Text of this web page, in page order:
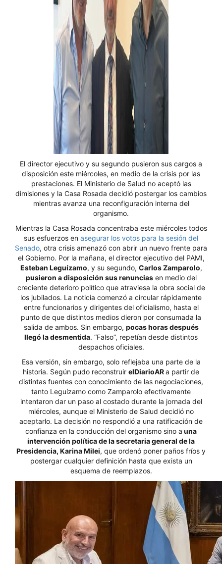
El director ejecutivo y su segundo pusieron sus cargos a
disposición este miércoles, en medio de la crisis por las
prestaciones. El Ministerio de Salud no aceptó las
dimisiones y la Casa Rosada decidió postergar los cambios
mientras avanza una reconfiguración interna del
organismo.
Mientras la Casa Rosada concentraba este miércoles todos
sus esfuerzos en asegurar los votos para la sesión del
Senado, otra crisis amenazó con abrir un nuevo frente para
el Gobierno. Por la mañana, el director ejecutivo del PAMI,
Esteban Leguízamo, y su segundo, Carlos Zamparolo,
pusieron a disposición sus renunciasen medio del
creciente deterioro político que atraviesa la obra social de
los jubilados. La noticia comenzó a circular rápidamente
entre funcionarios y dirigentes del oficialismo, hasta el
punto de que distintos medios dieron por consumada la
salida de ambos. Sin embargo, pocas horas después
llegó la desmentida. “Falso”, repetían desde distintos
despachos oficiales.
Esa versión, sin embargo, solo reflejaba una parte de la
historia. Según pudo reconstruir elDiarioARa partir de
distintas fuentes con conocimiento de las negociaciones,
tanto Leguízamo como Zamparolo efectivamente
intentaron dar un paso al costado durante la jornada del
miércoles, aunque el Ministerio de Salud decidió no
aceptarlo. La decisión no respondió a una ratificación de
confianza en la conducción del organismo sino a una
intervención política de la secretaria general de la
Presidencia, Karina Milei, que ordenó poner paños fríos y
postergar cualquier definición hasta que exista un
esquema de reemplazos.